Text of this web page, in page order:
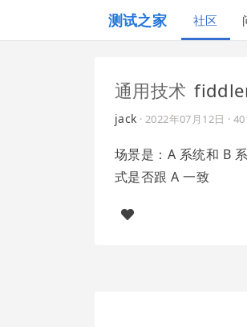
测试之家 社区
通用技术
jack · 2022年07月12日 ·
场景是：A 系统和 B
式是否跟 A 一致